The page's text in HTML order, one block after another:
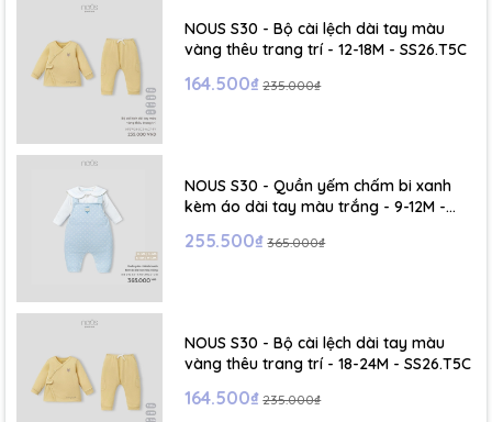
- Size M : 6-12 tháng
- Size L : 12-24 tháng
- Size XL :2- 6 tuổi
NOUS S30 - Bộ cài lệch dài tay màu
vàng thêu trang trí - 12-18M - SS26.T5C
164.500₫ 235.000₫
NOUS S30 - Quần yếm chấm bi xanh
kèm áo dài tay màu trắng - 9-12M -
255.500₫ 365.000₫
NOUS S30 - Bộ cài lệch dài tay màu
vàng thêu trang trí - 18-24M - SS26.T5C
164.500₫ 235.000₫